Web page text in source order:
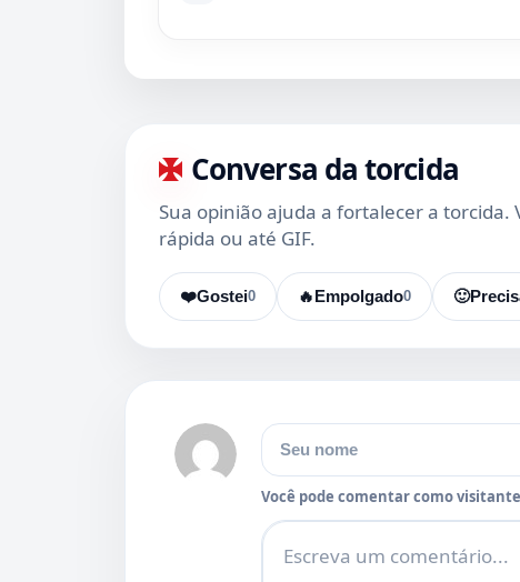
Conversa da torcida
Sua opinião ajuda a fortalecer a
rápida ou até GIF.
❤️ 0
Gostei 🔥 0
Empolgado 🙂
Nome
Você pode comentar como
Comentário